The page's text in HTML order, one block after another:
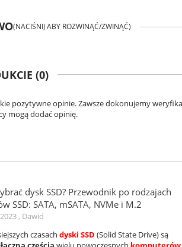
(NACIŚNIJ ABY ROZWINĄĆ/ZWINĄĆ)
(0)
pozytywne opinie. Zawsze dokonujemy
mogą dodać opinię.
dysk SSD? Przewodnik po rodzajach
SSD: SATA, mSATA, NVMe i M.2
, Dawid
czasach dyski SSD (Solid State Drive) są